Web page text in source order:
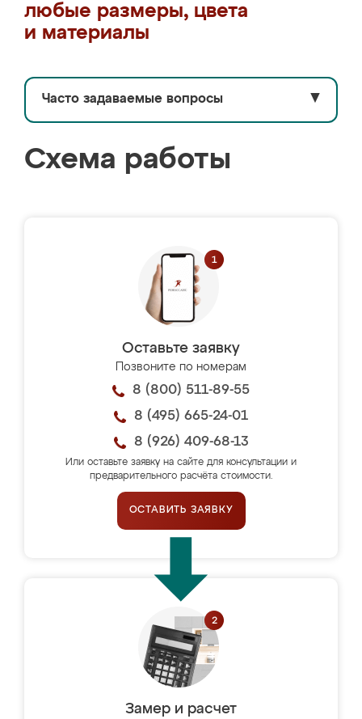
любые размеры, цвета
и материалы
Часто задаваемые вопросы ▼
Схема работы
Оставьте заявку
Позвоните по номерам
8 (800) 511-89-55
8 (495) 665-24-01
8 (926) 409-68-13
Или оставьте заявку на сайте для консультации и
предварительного расчёта стоимости.
ОСТАВИТЬ ЗАЯВКУ
Замер и расчет